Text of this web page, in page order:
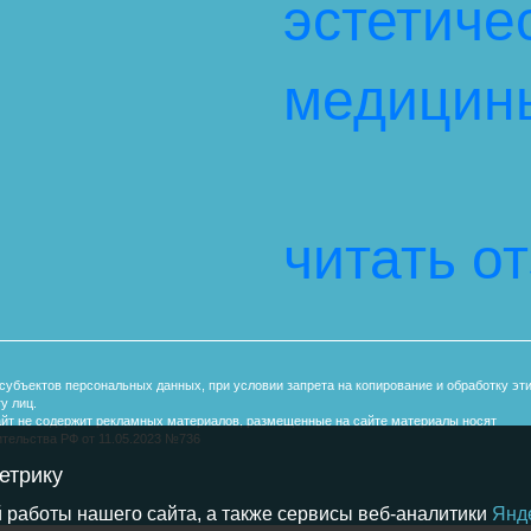
читать
персональных данных, при условии запрета на копирование и обработку
лиц.
не содержит рекламных материалов, размещенные на сайте материалы носят
РФ от 11.05.2023 №736
нашего сайта, а также сервисы веб-аналитики